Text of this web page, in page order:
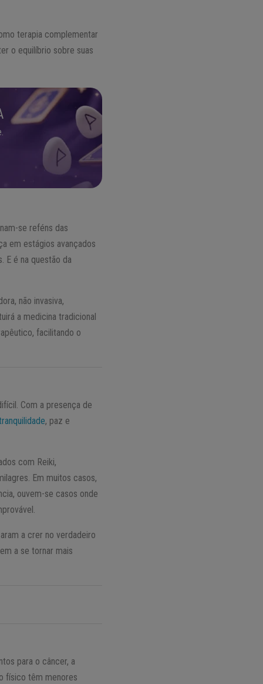
terapia complementar
o equilíbrio sobre suas
se reféns das
em estágios avançados
E é na questão da
não invasiva,
a medicina tradicional
facilitando o
Com a presença de
, paz e
com Reiki,
Em muitos casos,
ouvem-se casos onde
a crer no verdadeiro
a se tornar mais
para o câncer, a
físico têm menores